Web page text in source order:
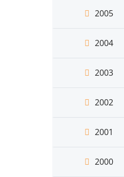
2005
2004
2003
2002
2001
2000